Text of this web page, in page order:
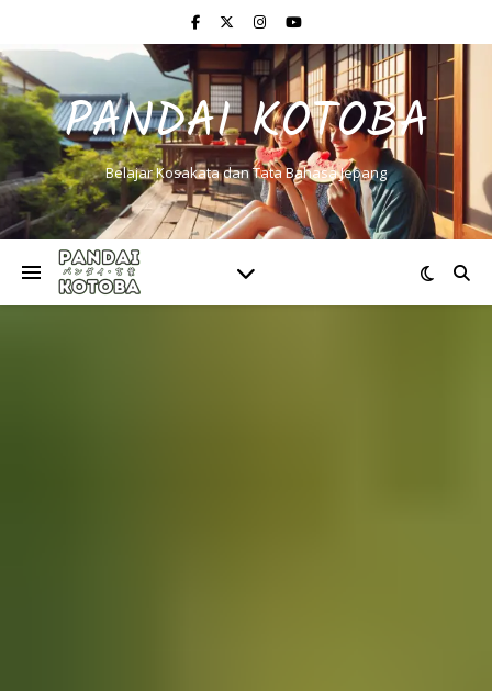
PANDAI KOTOBA
Belajar Kosakata dan Tata Bahasa Jepang